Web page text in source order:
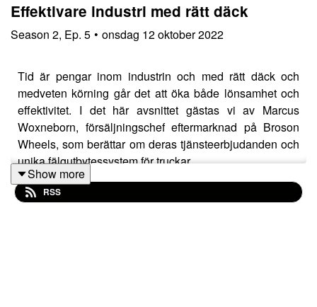
Effektivare industri med rätt däck
Season 2, Ep. 5 • onsdag 12 oktober 2022
Tid är pengar inom industrin och med rätt däck och
medveten körning går det att öka både lönsamhet och
effektivitet. I det här avsnittet gästas vi av Marcus
Woxneborn, försäljningschef eftermarknad på Broson
Wheels, som berättar om deras tjänsteerbjudanden och
unika fälgutbytessystem för truckar.
Show more
RSS